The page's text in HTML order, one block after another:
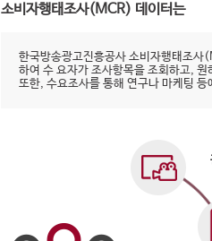
소비자행태조사(MCR) 데이터는
한국방송광고진흥공사 소비자행태조사
하여 수 요자가 조사항목을 조회하고,
또한, 수요조사를 통해 연구나 마케팅